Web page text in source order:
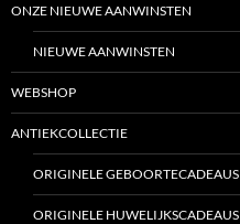
ONZE NIEUWE AANWINSTEN
NIEUWE AANWINSTEN
WEBSHOP
ANTIEKCOLLECTIE
ORIGINELE GEBOORTECADEAUS
ORIGINELE HUWELIJKSCADEAUS